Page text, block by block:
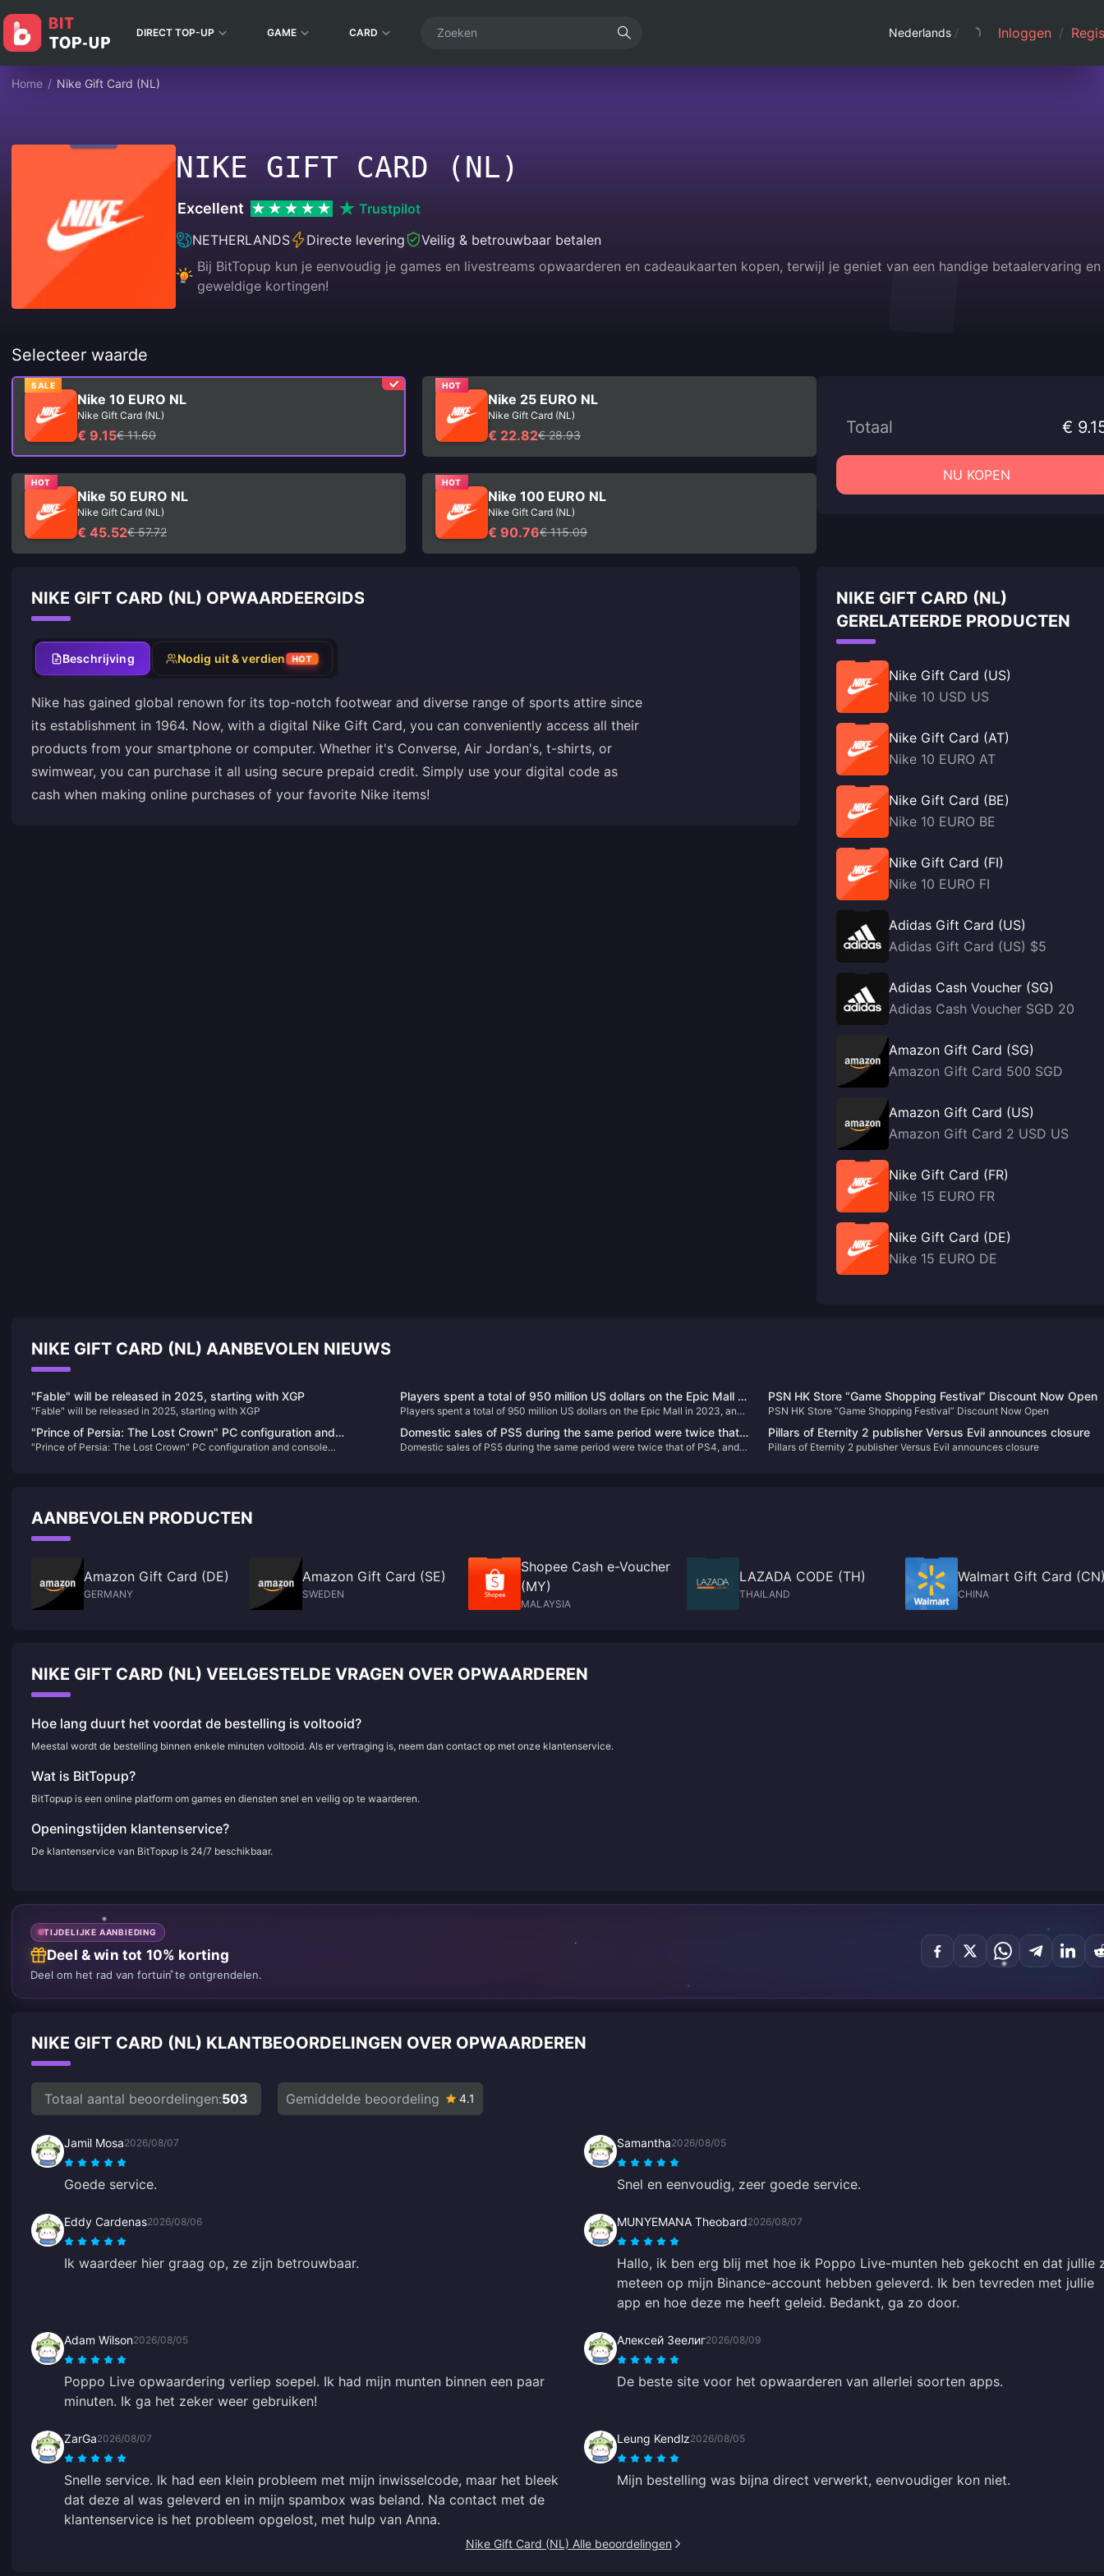
DIRECT TOP-UP GAME CARD Nederlands / Inloggen /
Home / Nike Gift Card (NL)
NIKE GIFT CARD (NL)
Excellent
Trustpilot
NETHERLANDS
Directe levering
Veilig & betrouwbaar betalen
Bij BitTopup kun je eenvoudig je games en livestreams opwaarderen en cadeaukaarten kopen, terwijl je geniet van een handige betaalervaring en
geweldige kortingen!
Selecteer waarde
SALE
Nike 10 EURO NL
Nike Gift Card (NL)
€ 9.15€ 11.60
HOT
Nike 25 EURO NL
Nike Gift Card (NL)
€ 22.82€ 28.93
HOT
Nike 50 EURO NL
Nike Gift Card (NL)
€ 45.52€ 57.72
HOT
Nike 100 EURO NL
Nike Gift Card (NL)
€ 90.76€ 115.09
Totaal €
NU KOPEN
NIKE GIFT CARD (NL) OPWAARDEERGIDS
Beschrijving Nodig uit & verdien HOT
Nike has gained global renown for its top-notch footwear and diverse range of sports attire since
its establishment in 1964. Now, with a digital Nike Gift Card, you can conveniently access all their
products from your smartphone or computer. Whether it's Converse, Air Jordan's, t-shirts, or
swimwear, you can purchase it all using secure prepaid credit. Simply use your digital code as
cash when making online purchases of your favorite Nike items!
NIKE GIFT CARD (NL)
GERELATEERDE PRODUCTEN
Nike Gift Card (US)
Nike 10 USD US
Nike Gift Card (AT)
Nike 10 EURO AT
Nike Gift Card (BE)
Nike 10 EURO BE
Nike Gift Card (FI)
Nike 10 EURO FI
Adidas Gift Card (US)
Adidas Gift Card (US) $5
Adidas Cash Voucher (SG)
Adidas Cash Voucher SGD 20
Amazon Gift Card (SG)
Amazon Gift Card 500 SGD
Amazon Gift Card (US)
Amazon Gift Card 2 USD US
Nike Gift Card (FR)
Nike 15 EURO FR
Nike Gift Card (DE)
Nike 15 EURO DE
NIKE GIFT CARD (NL) AANBEVOLEN NIEUWS
"Fable" will be released in 2025, starting with XGP
"Fable" will be released in 2025, starting with XGP
Players spent a total of 950 million US dollars on the Epic Mall in
2023, and a total of 86 games were given away
Players spent a total of 950 million US dollars on the Epic Mall in 2023, and
PSN HK Store “Game Shopping Festival” Discount Now Open
PSN HK Store “Game Shopping Festival” Discount Now Open
"Prince of Persia: The Lost Crown" PC configuration and
console performance announced
"Prince of Persia: The Lost Crown" PC configuration and console
Domestic sales of PS5 during the same period were twice that
of PS4, and China Star received more than 100 applications
Domestic sales of PS5 during the same period were twice that of PS4, and
Pillars of Eternity 2 publisher Versus Evil announces closure
Pillars of Eternity 2 publisher Versus Evil announces closure
AANBEVOLEN PRODUCTEN
Amazon Gift Card (DE)
GERMANY
Amazon Gift Card (SE)
SWEDEN
Shopee Cash e-Voucher
(MY)
MALAYSIA
LAZADA CODE (TH)
THAILAND
Walmart Gift Card
CHINA
NIKE GIFT CARD (NL) VEELGESTELDE VRAGEN OVER OPWAARDEREN
Hoe lang duurt het voordat de bestelling is voltooid?
Meestal wordt de bestelling binnen enkele minuten voltooid. Als er vertraging is, neem dan contact op met onze klantenservice.
Wat is BitTopup?
BitTopup is een online platform om games en diensten snel en veilig op te waarderen.
Openingstijden klantenservice?
De klantenservice van BitTopup is 24/7 beschikbaar.
TIJDELIJKE AANBIEDING
Deel & win tot 10% korting
Deel om het rad van fortuin te ontgrendelen.
NIKE GIFT CARD (NL) KLANTBEOORDELINGEN OVER OPWAARDEREN
Totaal aantal beoordelingen:503 Gemiddelde beoordeling 4.1
Jamil Mosa2026/08/07
Goede service.
Samantha2026/08/05
Snel en eenvoudig, zeer goede service.
Eddy Cardenas2026/08/06
Ik waardeer hier graag op, ze zijn betrouwbaar.
MUNYEMANA Theobard2026/08/07
Hallo, ik ben erg blij met hoe ik Poppo Live-munten heb gekocht en dat jullie
meteen op mijn Binance-account hebben geleverd. Ik ben tevreden met jullie
app en hoe deze me heeft geleid. Bedankt, ga zo door.
Adam Wilson2026/08/05
Poppo Live opwaardering verliep soepel. Ik had mijn munten binnen een paar
minuten. Ik ga het zeker weer gebruiken!
Алексей Зеелиг2026/08/09
De beste site voor het opwaarderen van allerlei soorten apps.
ZarGa2026/08/07
Snelle service. Ik had een klein probleem met mijn inwisselcode, maar het bleek
dat deze al was geleverd en in mijn spambox was beland. Na contact met de
klantenservice is het probleem opgelost, met hulp van Anna.
Leung Kendlz2026/08/05
Mijn bestelling was bijna direct verwerkt, eenvoudiger kon niet.
Nike Gift Card (NL) Alle beoordelingen